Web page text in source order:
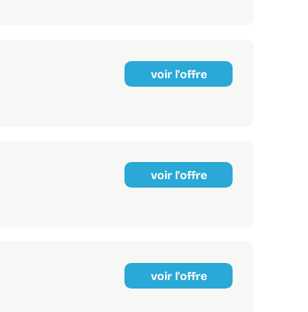
voir l'offre
voir l'offre
voir l'offre